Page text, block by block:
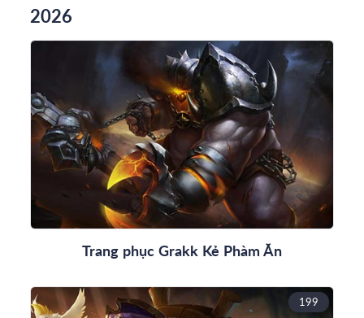
2026
Trang phục Grakk Kẻ Phàm Ăn
199